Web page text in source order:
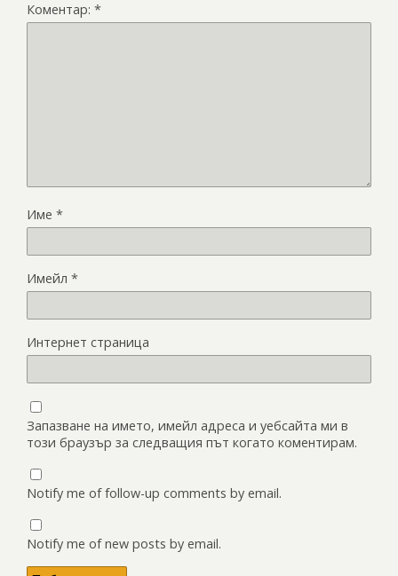
Коментар: *
Име *
Имейл *
Интернет страница
Запазване на името, имейл адреса и уебсайта ми в
този браузър за следващия път когато коментирам.
Notify me of follow-up comments by email.
Notify me of new posts by email.